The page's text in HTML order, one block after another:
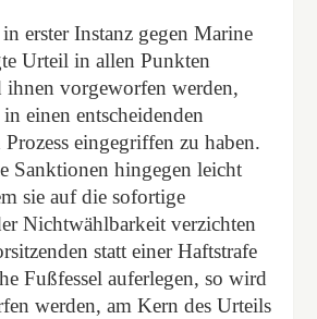
erster Instanz gegen Marine
Urteil in allen Punkten
ihnen vorgeworfen werden,
einen entscheidenden
eingegriffen zu haben.
Sanktionen hingegen leicht
sie auf die sofortige
Nichtwählbarkeit verzichten
statt einer Haftstrafe
Fußfessel auferlegen, so wird
werden, am Kern des Urteils